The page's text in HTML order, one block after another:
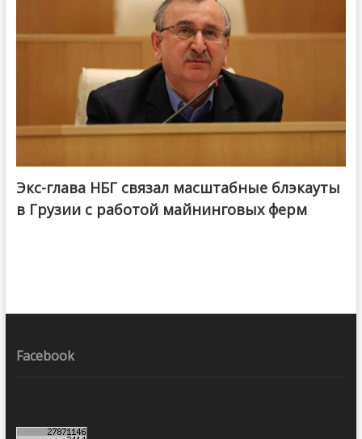
Экс-глава НБГ связал масштабные блэкауты
в Грузии с работой майнинговых ферм
Facebook